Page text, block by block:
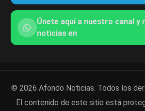
Únete aquí a nuestro canal y
noticias en
© 2026 Afondo Noticias. Todos los
El contenido de este sitio está